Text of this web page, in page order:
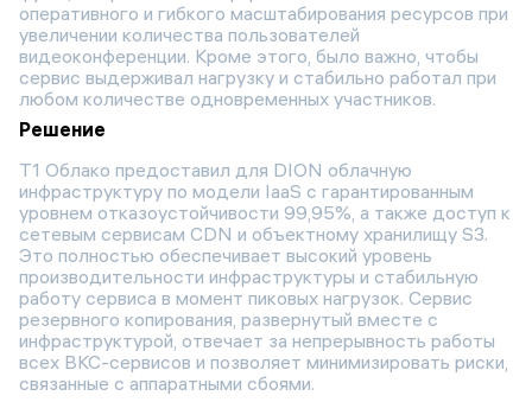
оперативного и гибкого масштабирования ресурсов при
увеличении количества пользователей
видеоконференции. Кроме этого, было важно, чтобы
сервис выдерживал нагрузку и стабильно работал при
любом количестве одновременных участников.
Решение
T1 Облако предоставил для DION облачную
инфраструктуру по модели IaaS с гарантированным
уровнем отказоустойчивости 99,95%, а также доступ к
сетевым сервисам CDN и объектному хранилищу S3.
Это полностью обеспечивает высокий уровень
производительности инфраструктуры и стабильную
работу сервиса в момент пиковых нагрузок. Сервис
резервного копирования, развернутый вместе с
инфраструктурой, отвечает за непрерывность работы
всех ВКС-сервисов и позволяет минимизировать риски,
связанные с аппаратными сбоями.